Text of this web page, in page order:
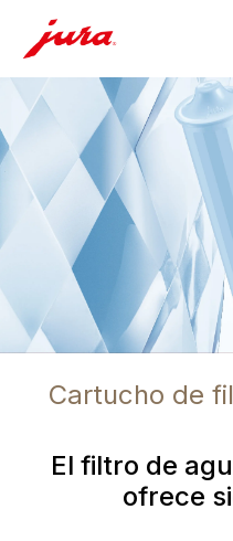
Cartucho de
El filtro de
ofrece